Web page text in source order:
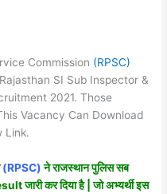
Commission (RPSC)
SI Sub Inspector &
2021. Those
Vacancy Can Download
Link.
(RPSC)ने राजस्थान पुलिस सब
जारी कर दिया है | जो अभ्यर्थी इस